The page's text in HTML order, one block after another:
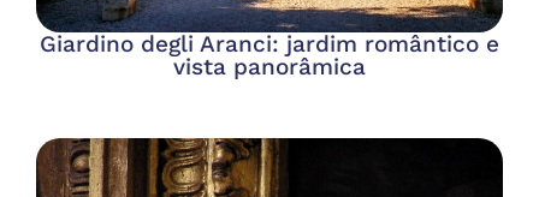
Giardino degli Aranci: jardim romântico e
vista panorâmica